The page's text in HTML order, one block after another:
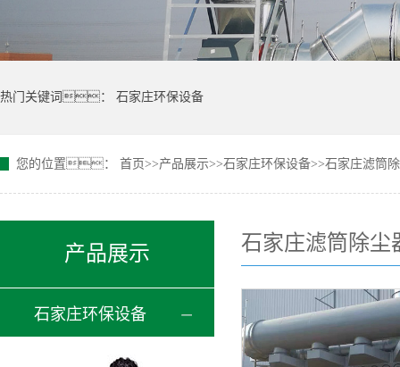
热门关键词： 石家庄环保设备
您的位置： 首页>>产品展示>>石家庄环保设备>>石家庄滤筒
产品展示
石家庄环保设备
石家庄滤筒除尘